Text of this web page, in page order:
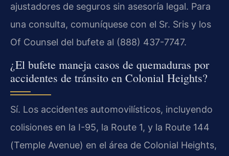
ajustadores de seguros sin asesoría legal. Para
una consulta, comuníquese con el Sr. Sris y los
Of Counsel del bufete al (888) 437-7747.
¿El bufete maneja casos de quemaduras por
accidentes de tránsito en Colonial Heights?
Sí. Los accidentes automovilísticos, incluyendo
colisiones en la I-95, la Route 1, y la Route 144
(Temple Avenue) en el área de Colonial Heights,